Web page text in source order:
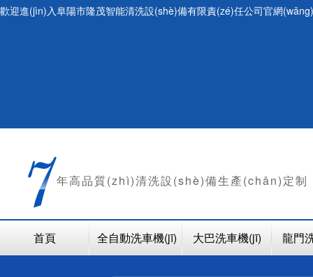
歡迎進(jìn)入阜陽市隆茂智能清洗設(shè)備有限責(zé)任公司官網
年高品質(zhì)清洗設(shè)備生產(chǎn)定制
首頁 全自動洗車機(jī) 大巴洗車機(jī) 龍門